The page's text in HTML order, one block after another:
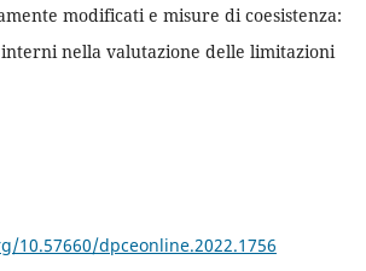
modificati e misure di coesistenza:
nella valutazione delle limitazioni
10.57660/dpceonline.2022.1756